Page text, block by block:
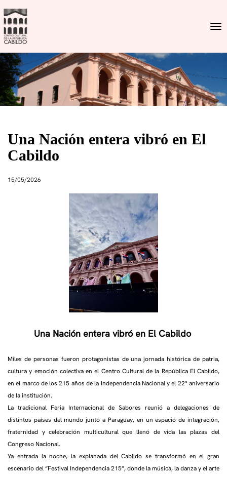
Una Nación entera vibró en El
Cabildo
15/05/2026
Una Nación entera vibró en El Cabildo
Miles de personas fueron protagonistas de una jornada histórica de patria,
cultura y emoción colectiva en el Centro Cultural de la República El Cabildo,
en el marco de los 215 años de la Independencia Nacional y el 22° aniversario
de la institución.
La tradicional Feria Internacional de Sabores reunió a delegaciones de
distintos países del mundo junto a Paraguay, en un espacio de integración,
fraternidad y celebración multicultural que llenó de vida las plazas del
Congreso Nacional.
Ya entrada la noche, la explanada del Cabildo se transformó en el gran
escenario del “Festival Independencia 215”, donde la música, la danza y el arte